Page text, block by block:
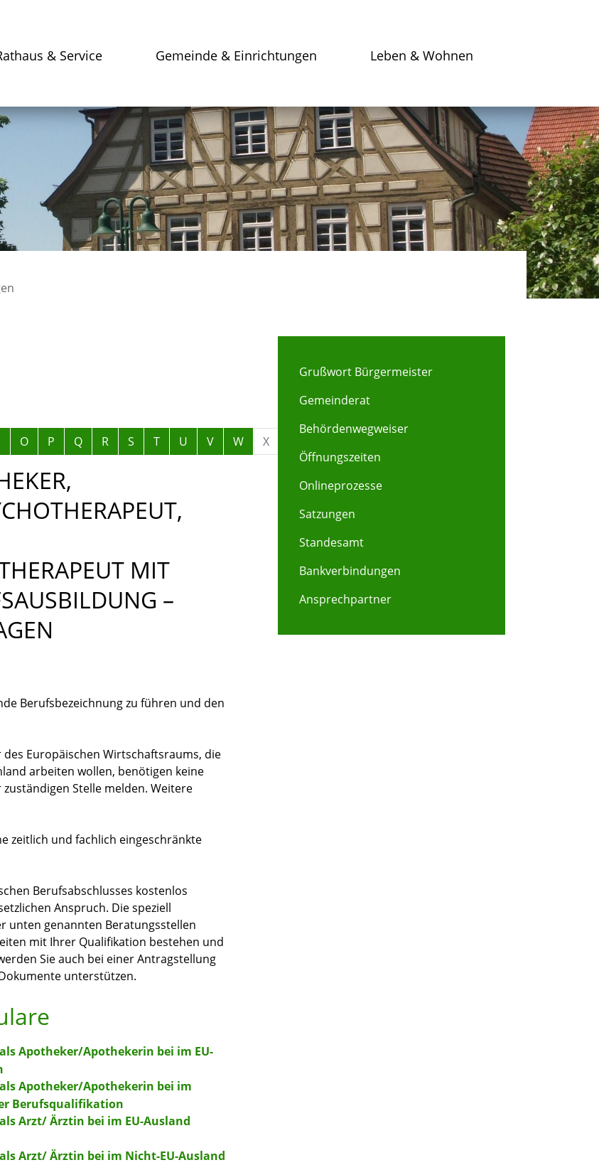
& Service Gemeinde & Einrichtungen Leben & Wohnen
O P Q R S T U V W X
MIT
–
Berufsbezeichnung zu führen und den
Europäischen Wirtschaftsraums, die
arbeiten wollen, benötigen keine
Stelle melden. Weitere
zeitlich und fachlich eingeschränkte
Berufsabschlusses kostenlos
Anspruch. Die speziell
unten genannten Beratungsstellen
mit Ihrer Qualifikation bestehen und
Sie auch bei einer Antragstellung
unterstützen.
Apotheker/Apothekerin bei im EU-
Apotheker/Apothekerin bei im
Berufsqualifikation
Arzt/ Ärztin bei im EU-Ausland
Arzt/ Ärztin bei im Nicht-EU-Ausland
Grußwort Bürgermeister
Gemeinderat
Behördenwegweiser
Öffnungszeiten
Onlineprozesse
Satzungen
Standesamt
Bankverbindungen
Ansprechpartner